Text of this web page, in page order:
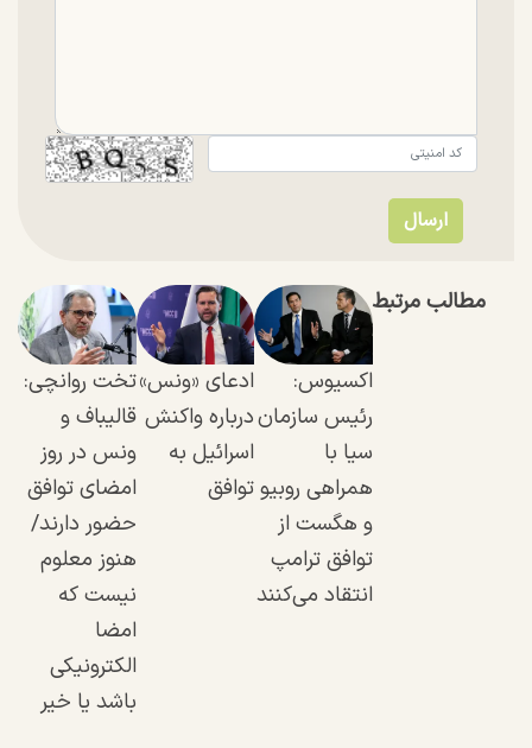
مطالب مرتبط
اکسیوس:
رئیس سازمان
سیا با
همراهی روبیو
و هگست از
توافق ترامپ
انتقاد می‌کنند
ادعای «ونس»
درباره واکنش
اسرائیل به
توافق
تخت روانچی:
قالیباف و
ونس در روز
امضای توافق
حضور دارند/
هنوز معلوم
نیست که
امضا
الکترونیکی
باشد یا خیر